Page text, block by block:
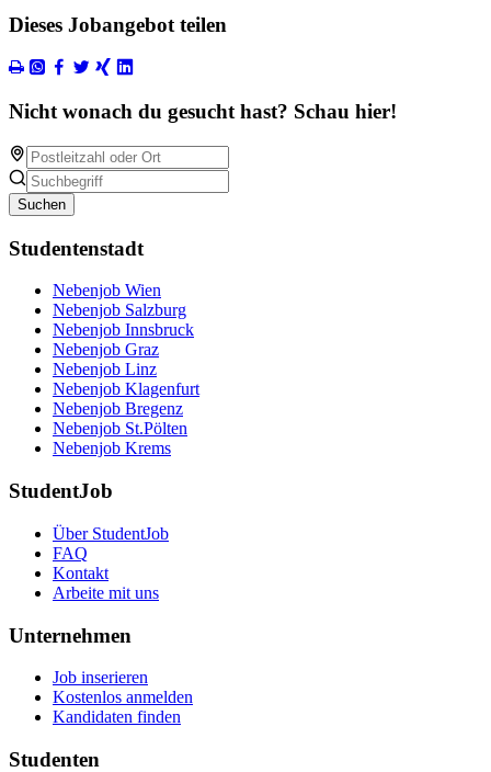
Dieses Jobangebot teilen
Nicht wonach du gesucht hast? Schau hier!
Suchen
Studentenstadt
Nebenjob Wien
Nebenjob Salzburg
Nebenjob Innsbruck
Nebenjob Graz
Nebenjob Linz
Nebenjob Klagenfurt
Nebenjob Bregenz
Nebenjob St.Pölten
Nebenjob Krems
StudentJob
Über StudentJob
FAQ
Kontakt
Arbeite mit uns
Unternehmen
Job inserieren
Kostenlos anmelden
Kandidaten finden
Studenten